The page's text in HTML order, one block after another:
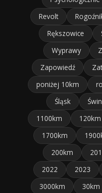
Revolt
Rększowice
Wyprawy
Zapowiedź
poniżej 10km
Śląsk
1100km
120km
1700km
200km
2022
2023
3000km
30km